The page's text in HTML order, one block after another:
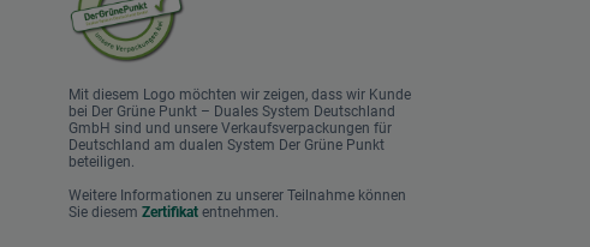
Mit diesem Logo möchten wir zeigen, dass wir Kunde
bei Der Grüne Punkt – Duales System Deutschland
GmbH sind und unsere Verkaufsverpackungen für
Deutschland am dualen System Der Grüne Punkt
beteiligen.
Weitere Informationen zu unserer Teilnahme können
Sie diesem Zertifikat entnehmen.